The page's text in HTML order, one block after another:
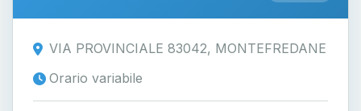
VIA PROVINCIALE 83042, MONTEFREDANE
Orario variabile